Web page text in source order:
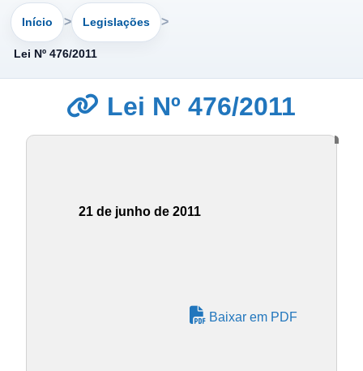
Início Legislações
Lei Nº 476/2011
Lei Nº 476/2011
21 de junho de 2011
Baixar em PDF